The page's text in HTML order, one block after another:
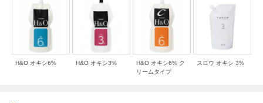
H&O オキシ6% H&O オキシ3%
H&O オキシ6% ク
リームタイプ
スロウ オキシ 3%